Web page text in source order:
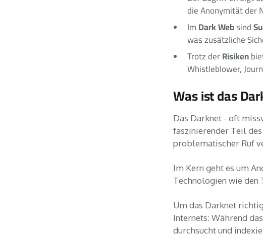
die Anonymität der
Im Dark Websind
was zusätzliche
Trotz der Risiken
Whistleblower,
Was ist das
Das Darknet - oft
faszinierender Teil
problematischer Ruf
Im Kern geht es um
Technologien wie
Um das Darknet
Internets: Während
durchsucht und